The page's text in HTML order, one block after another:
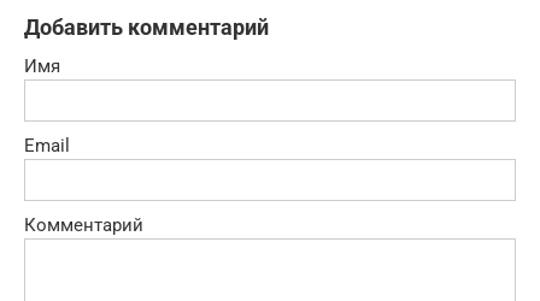
Добавить комментарий
Имя
Email
Комментарий